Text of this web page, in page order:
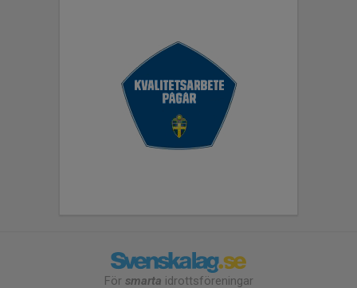
För smarta idrottsföreningar